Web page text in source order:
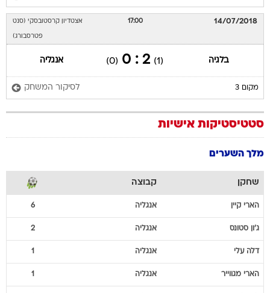
14/07/2018
17:00 אצטדיון קרסטובסקי (סנט
פטרסבורג)
בלגיה (1)
2 : 0
(0) אנגליה
מקום 3 לסיקור המשחק
סטטיסטיקות אישיות
מלך השערים
שחקן קבוצה
הארי קיין אנגליה 6
ג'ון סטונס אנגליה 2
דלה עלי אנגליה 1
הארי מגווייר אנגליה 1